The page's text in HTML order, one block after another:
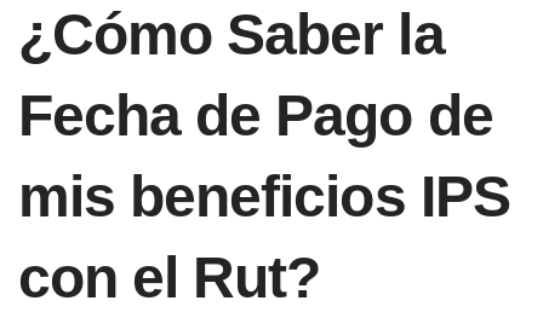
¿Cómo Saber la
Fecha de Pago de
mis beneficios IPS
con el Rut?